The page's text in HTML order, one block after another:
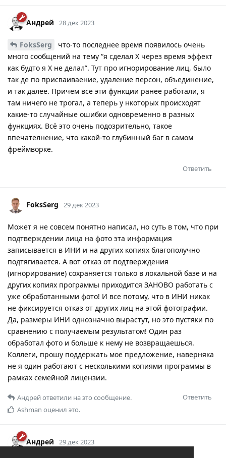
Андрей 28 дек 2023
FoksSerg
что-то последнее время появилось очень
много сообщений на тему “я сделал Х через время эффект
как будто я Х не делал”. Тут про игнорирование лиц, было
так де по присваиваение, удаление персон, объединение,
и так далее. Причем все эти функции ранее работали, я
там ничего не трогал, а теперь у нкоторых происходят
какие-то случайные ошибки одновременно в разных
функциях. Всё это очень подозрительно, такое
впечателнение, что какой-то глубинный баг в самом
фреймворке.
Ответить
FoksSerg 29 дек 2023
Может я не совсем понятно написал, но суть в том, что при
подтверждении лица на фото эта информация
записывается в ИНИ и на других копиях благополучно
подтягивается. А вот отказ от подтверждения
(игнорирование) сохраняется только в локальной базе и на
других копиях программы приходится ЗАНОВО работать с
уже обработанными фото! И все потому, что в ИНИ никак
не фиксируется отказ от других лиц на этой фотографии.
Да, размеры ИНИ однозначно вырастут, но это пустяки по
сравнению с получаемым результатом! Один раз
обработал фото и больше к нему не возвращаешься.
Коллеги, прошу поддержать мое предложение, наверняка
не я один работают с несколькими копиями программы в
рамках семейной лицензии.
Ответить
Андрейответили на это сообщение.
Ashman оценил это.
Андрей 29 дек 2023